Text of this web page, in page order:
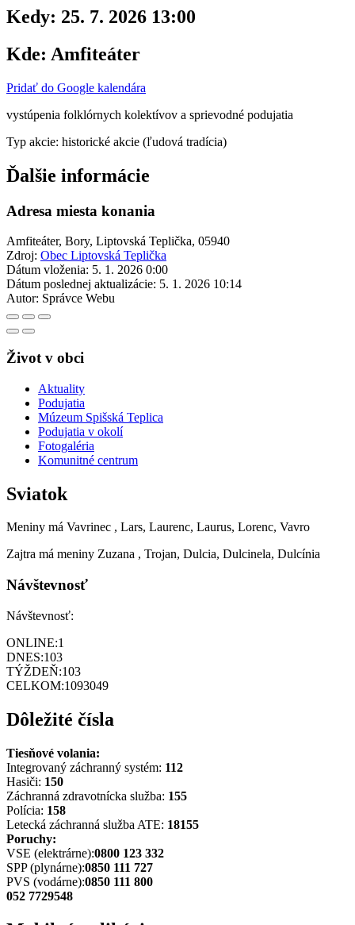
Kedy: 25. 7. 2026 13:00
Kde: Amfiteáter
Pridať do Google kalendára
vystúpenia folklórnych kolektívov a sprievodné podujatia
Typ akcie: historické akcie (ľudová tradícia)
Ďalšie informácie
Adresa miesta konania
Amfiteáter, Bory, Liptovská Teplička, 05940
Zdroj: Obec Liptovská Teplička
Dátum vloženia: 5. 1. 2026 0:00
Dátum poslednej aktualizácie: 5. 1. 2026 10:14
Autor: Správce Webu
Život v obci
Aktuality
Podujatia
Múzeum Spišská Teplica
Podujatia v okolí
Fotogaléria
Komunitné centrum
Sviatok
Meniny má Vavrinec , Lars, Laurenc, Laurus, Lorenc, Vavro
Zajtra má meniny Zuzana , Trojan, Dulcia, Dulcinela, Dulcínia
Návštevnosť
Návštevnosť:
ONLINE:1
DNES:103
TÝŽDEŇ:103
CELKOM:1093049
Dôležité čísla
Tiesňové volania:
Integrovaný záchranný systém: 112
Hasiči: 150
Záchranná zdravotnícka služba: 155
Polícia: 158
Letecká záchranná služba ATE: 18155
Poruchy:
VSE (elektrárne):0800 123 332
SPP (plynárne):0850 111 727
PVS (vodárne):0850 111 800
052 7729548